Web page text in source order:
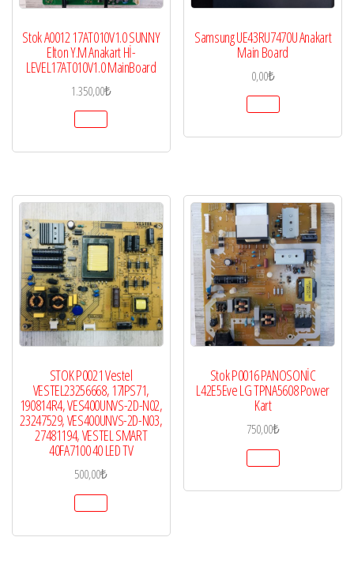
Stok A0012 17AT010V1.0 SUNNY
Elton Y.M Anakart Hİ-
LEVEL17AT010V1.0 MainBoard
1.350,00₺
Samsung UE43RU7470U Anakart
Main Board
0,00₺
STOK P0021 Vestel
VESTEL23256668, 17IPS71,
190814R4, VES400UNVS-2D-N02,
23247529, VES400UNVS-2D-N03,
27481194, VESTEL SMART
40FA7100 40 LED TV
500,00₺
Stok P0016 PANOSONİC
L42E5Eve LG TPNA5608 Power
Kart
750,00₺